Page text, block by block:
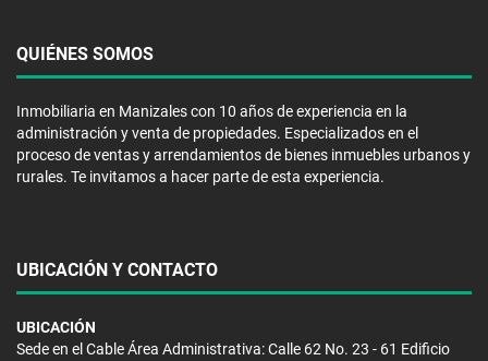
QUIÉNES SOMOS
Inmobiliaria en Manizales con 10 años de experiencia en la
administración y venta de propiedades. Especializados en el
proceso de ventas y arrendamientos de bienes inmuebles urbanos y
rurales. Te invitamos a hacer parte de esta experiencia.
UBICACIÓN Y CONTACTO
UBICACIÓN
Sede en el Cable Área Administrativa: Calle 62 No. 23 - 61 Edificio